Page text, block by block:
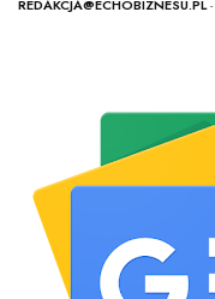
REDAKCJA@ECHOBIZNESU.PL-